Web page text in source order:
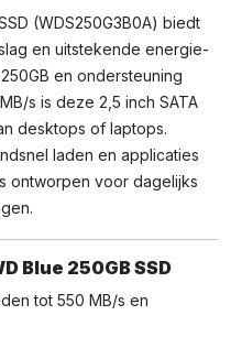
(WDS250G3B0A) biedt
en uitstekende energie-
en ondersteuning
s is deze 2,5 inch SATA
desktops of laptops.
laden en applicaties
ontworpen voor dagelijks
Blue 250GB SSD
tot 550 MB/s en